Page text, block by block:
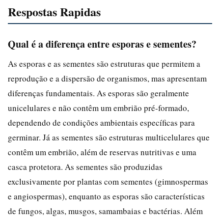
Respostas Rapidas
Qual é a diferença entre esporas e sementes?
As esporas e as sementes são estruturas que permitem a
reprodução e a dispersão de organismos, mas apresentam
diferenças fundamentais. As esporas são geralmente
unicelulares e não contêm um embrião pré-formado,
dependendo de condições ambientais específicas para
germinar. Já as sementes são estruturas multicelulares que
contêm um embrião, além de reservas nutritivas e uma
casca protetora. As sementes são produzidas
exclusivamente por plantas com sementes (gimnospermas
e angiospermas), enquanto as esporas são características
de fungos, algas, musgos, samambaias e bactérias. Além